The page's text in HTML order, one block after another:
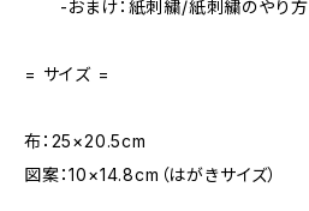
-おまけ：紙刺繍/紙刺繍のやり方
= サイズ =
布：25×20.5cm
図案：10×14.8cm（はがきサイズ）